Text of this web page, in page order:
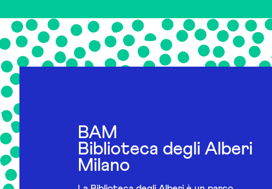
BAM
Biblioteca degli Alberi
Milano